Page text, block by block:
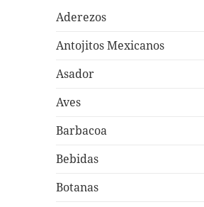
Aderezos
Antojitos Mexicanos
Asador
Aves
Barbacoa
Bebidas
Botanas